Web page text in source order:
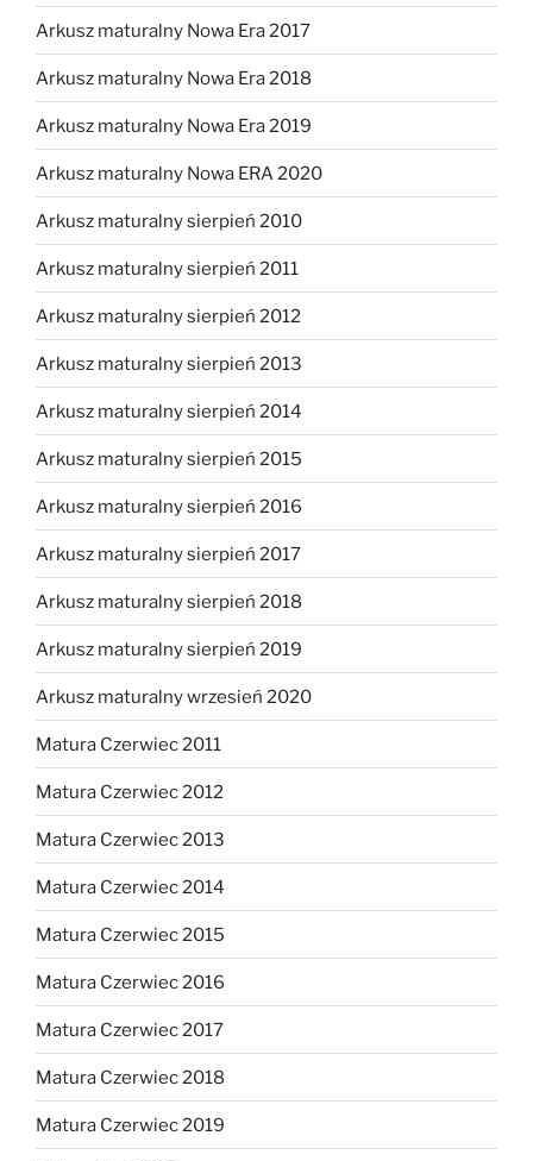
Arkusz maturalny Nowa Era 2017
Arkusz maturalny Nowa Era 2018
Arkusz maturalny Nowa Era 2019
Arkusz maturalny Nowa ERA 2020
Arkusz maturalny sierpień 2010
Arkusz maturalny sierpień 2011
Arkusz maturalny sierpień 2012
Arkusz maturalny sierpień 2013
Arkusz maturalny sierpień 2014
Arkusz maturalny sierpień 2015
Arkusz maturalny sierpień 2016
Arkusz maturalny sierpień 2017
Arkusz maturalny sierpień 2018
Arkusz maturalny sierpień 2019
Arkusz maturalny wrzesień 2020
Matura Czerwiec 2011
Matura Czerwiec 2012
Matura Czerwiec 2013
Matura Czerwiec 2014
Matura Czerwiec 2015
Matura Czerwiec 2016
Matura Czerwiec 2017
Matura Czerwiec 2018
Matura Czerwiec 2019